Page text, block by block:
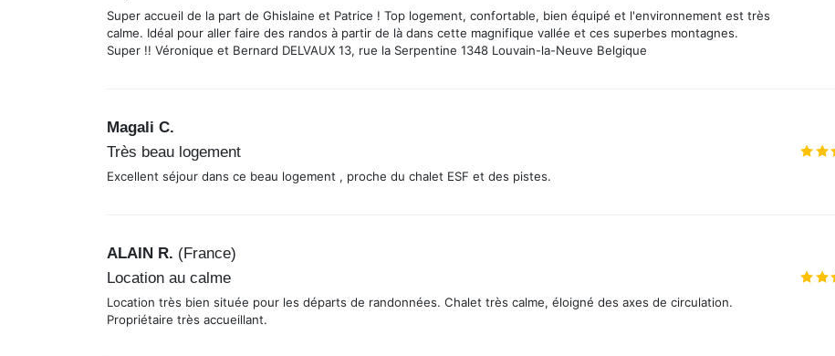
Super accueil de la part de Ghislaine et Patrice ! Top logement, confortable, bien équipé et l'environnement est très
calme. Idéal pour aller faire des randos à partir de là dans cette magnifique vallée et ces superbes montagnes.
Super !! Véronique et Bernard DELVAUX 13, rue la Serpentine 1348 Louvain-la-Neuve Belgique
Magali C.
Très beau logement
Excellent séjour dans ce beau logement , proche du chalet ESF et des pistes.
ALAIN R. (France)
Location au calme
Location très bien située pour les départs de randonnées. Chalet très calme, éloigné des axes de circulation.
Propriétaire très accueillant.